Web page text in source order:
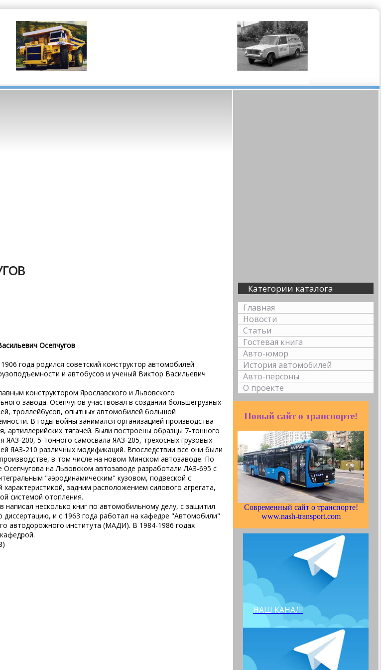
Осепчугов
года родился советский конструктор автомобилей
и автобусов и ученый Виктор Васильевич
конструктором Ярославского и Львовского
завода. Осепчугов участвовал в создании большегрузных
троллейбусов, опытных автомобилей большой
В годы войны занимался организацией производства
артиллерийских тягачей. Были построены образцы 7-тонного
ЯАЗ-200, 5-тонного самосвала ЯАЗ-205, трехосных грузовых
ЯАЗ-210 различных модификаций. Впоследствии все они были
в том числе на новом Минском автозаводе. По
Осепчугова на Львовском автозаводе разработали ЛАЗ-695 с
"аэродинамическим" кузовом, подвеской с
характеристикой, задним расположением силового агрегата,
системой отопления.
написал несколько книг по автомобильному делу, с защитил
диссертацию, и с 1963 года работал на кафедре "Автомобили"
автодорожного института (МАДИ). В 1984-1986 годах
Категории каталога
Главная
Новости
Статьи
Гостевая книга
Авто-юмор
История автомобилей
Авто-персоны
О проекте
Новый сайт о транспорте!
Современный сайт о транспорте!
www.nash-transport.com
НАШ КАНАЛ!